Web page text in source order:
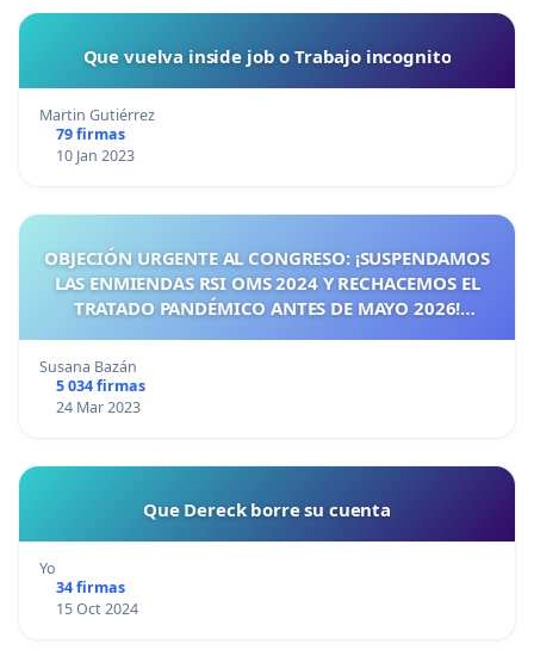
Que vuelva inside job o Trabajo incognito
Martin Gutiérrez
79 firmas
10 Jan 2023
OBJECIÓN URGENTE AL CONGRESO: ¡SUSPENDAMOS
LAS ENMIENDAS RSI OMS 2024 Y RECHACEMOS EL
TRATADO PANDÉMICO ANTES DE MAYO 2026!
Susana Bazán
5 034 firmas
24 Mar 2023
Que Dereck borre su cuenta
Yo
34 firmas
15 Oct 2024